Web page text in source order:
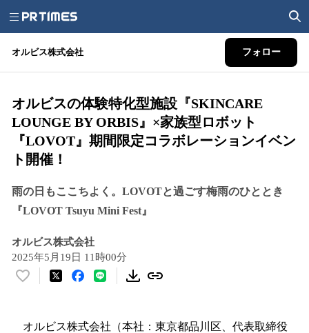
オルビス株式会社 フォロー
オルビスの体験特化型施設『SKINCARE
LOUNGE BY ORBIS』×家族型ロボット
『LOVOT』期間限定コラボレーションイベン
ト開催！
雨の日もここちよく。LOVOTと過ごす梅雨のひととき
『LOVOT Tsuyu Mini Fest』
オルビス株式会社
2025年5月19日 11時00分
い
！
オルビス株式会社（本社：東京都品川区、代表取締役